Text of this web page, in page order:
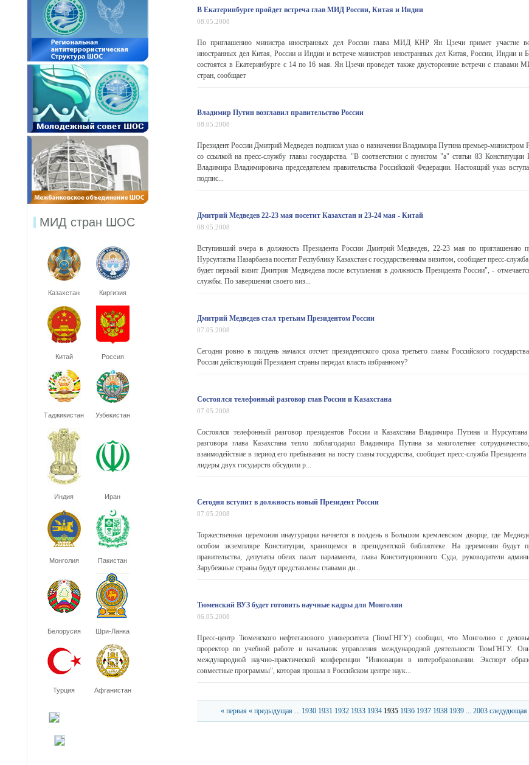
МИД стран ШОС
Казахстан Киргизия
Китай Россия
Таджикистан Узбекистан
Индия Иран
Монголия Пакистан
Белорусия Шри-Ланка
Турция Афганистан
В Екатеринбурге пройдет встреча глав МИД России, Китая и Индии
08.05.2008
По приглашению министра иностранных дел России глава МИД КНР Ян Цзечи примет участие во
иностранных дел Китая, России и Индии и встрече министров иностранных дел Китая, России, Индии и
состоятся в Екатеринбурге с 14 по 16 мая. Ян Цзечи проведет также двусторонние встречи с главами
стран, сообщает
Владимир Путин возглавил правительство России
08.05.2008
Президент России Дмитрий Медведев подписал указ о назначении Владимира Путина премьер-
со ссылкой на пресс-службу главы государства. "В соответствии с пунктом "а" статьи 83
Владимира Владимировича председателем правительства Российской Федерации. Настоящий указ
подпис...
Дмитрий Медведев 22-23 мая посетит Казахстан и 23-24 мая - Китай
08.05.2008
Вступивший вчера в должность Президента России Дмитрий Медведев, 22-23 мая по приглашению
Нурсултатна Назарбаева посетит Республику Казахстан с государственным визитом, сообщает пресс-
будет первый визит Дмитрия Медведева после вступления в должность Президента России", -
службы. По завершении своего виз...
Дмитрий Медведев стал третьим Президентом России
07.05.2008
Сегодня ровно в полдень начался отсчет президентского срока третьего главы Российского
России действующий Президент страны передал власть избранному?
Состоялся телефонный разговор глав России и Казахстана
07.05.2008
Состоялся телефонный разговор президентов России и Казахстана Владимира Путина и
разговора глава Казахстана тепло поблагодарил Владимира Путина за многолетнее
взаимодействие в период его пребывания на посту главы государства, сообщает пресс-служба
лидеры двух государств обсудили р...
Сегодня вступит в должность новый Президент России
07.05.2008
Торжественная церемония инаугурации начнется в полдень в Большом кремлевском дворце, где
особом экземпляре Конституции, хранящемся в президентской библиотеке. На церемонии будут
правительства, депутаты обеих палат парламента, глава Конституционного Суда, руководители
Зарубежные страны будут представлены главами ди...
Тюменский ВУЗ будет готовить научные кадры для Монголии
06.05.2008
Пресс-центр Тюменского нефтегазового университета (ТюмГНГУ) сообщил, что Монголию с
проректор по учебной работе и начальник управления международной деятельности ТюмГНГУ.
международной научно-практической конференции "Инновации в интеробразовании. Экспорт
совместные программы", которая прошла в Российском центре наук...
« первая « предыдущая ... 1930 1931 1932 1933 1934 1935 1936 1937 1938 1939 ... 2003 следудющая